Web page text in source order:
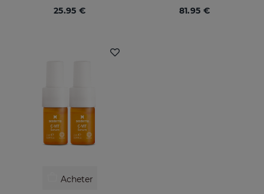
25.95 € 81.95 €
Acheter